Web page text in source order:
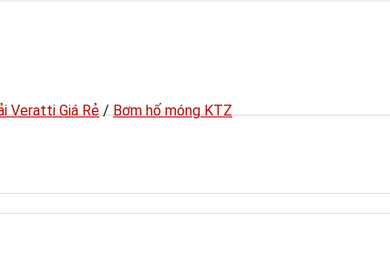
Veratti Giá Rẻ / Bơm hố móng KTZ